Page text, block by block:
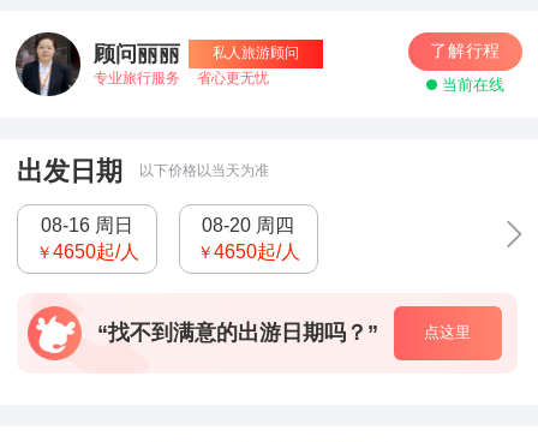
顾问丽丽
私人旅游顾问
专业旅行服务
省心更无忧
了解行程
当前在线
出发日期 以下价格以当天为准
08-16 周日
￥4650起/人
08-20 周四
￥4650起/人
“找不到满意的出游日期吗？” 点这里